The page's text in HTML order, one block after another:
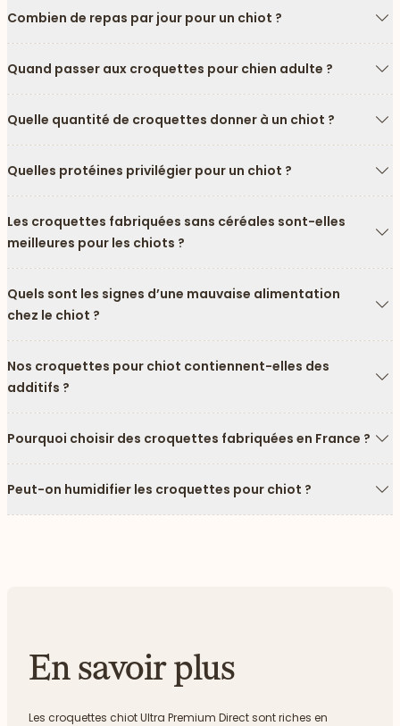
Combien de repas par jour pour un chiot ?
Quand passer aux croquettes pour chien adulte ?
Quelle quantité de croquettes donner à un chiot ?
Quelles protéines privilégier pour un chiot ?
Les croquettes fabriquées sans céréales sont-elles
meilleures pour les chiots ?
Quels sont les signes d’une mauvaise alimentation
chez le chiot ?
Nos croquettes pour chiot contiennent-elles des
additifs ?
Pourquoi choisir des croquettes fabriquées en France ?
Peut-on humidifier les croquettes pour chiot ?
En savoir plus
Les croquettes chiot Ultra Premium Direct sont riches en